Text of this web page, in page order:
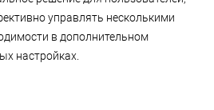
управлять несколькими
в дополнительном
настройках.